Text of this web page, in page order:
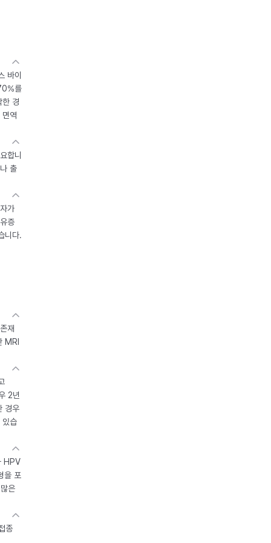
바이
를
한 경
역
합니
출
가
증
니다.
재
MRI
2년
경우
있습
HPV
을 포
은
종